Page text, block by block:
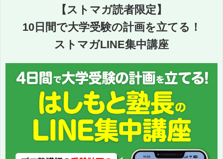
【ストマガ読者限定】
10日間で大学受験の計画を立てる！
ストマガLINE集中講座